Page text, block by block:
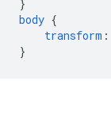
}
body {
transform :
}